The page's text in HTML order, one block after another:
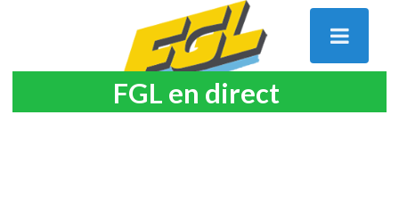
FGL en direct